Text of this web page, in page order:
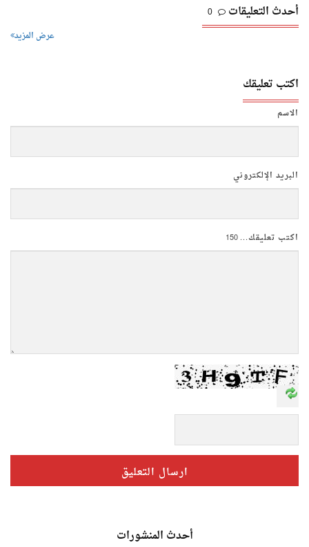
أحدث التعليقات 0
عرض المزيد
اكتب تعليقك
الاسم
البريد الإلكتروني
اكتب تعليقك...150
أحدث المنشورات